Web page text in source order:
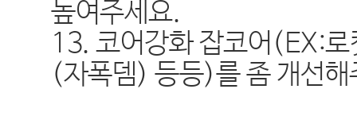
높여주세요.
13. 코어강화 잡코어(EX:
(자폭뎀) 등등)를 좀 개선해